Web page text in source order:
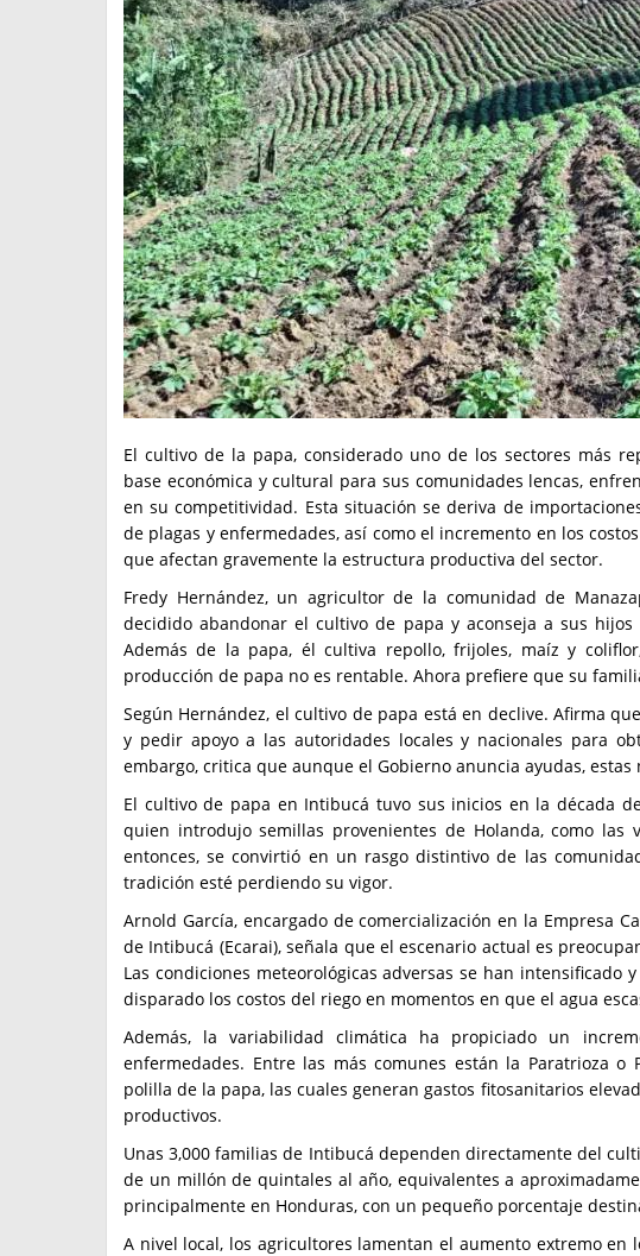
El cultivo de la papa, considerado uno de los sectores más
base económica y cultural para sus comunidades lencas,
en su competitividad. Esta situación se deriva de
de plagas y enfermedades, así como el incremento en los
que afectan gravemente la estructura productiva del sector.
Fredy Hernández, un agricultor de la comunidad de
decidido abandonar el cultivo de papa y aconseja a sus
Además de la papa, él cultiva repollo, frijoles, maíz y
producción de papa no es rentable. Ahora prefiere que su
Según Hernández, el cultivo de papa está en declive. Afirma
y pedir apoyo a las autoridades locales y nacionales para
embargo, critica que aunque el Gobierno anuncia ayudas,
El cultivo de papa en Intibucá tuvo sus inicios en la década
quien introdujo semillas provenientes de Holanda, como las
entonces, se convirtió en un rasgo distintivo de las
tradición esté perdiendo su vigor.
Arnold García, encargado de comercialización en la Empresa
de Intibucá (Ecarai), señala que el escenario actual es
Las condiciones meteorológicas adversas se han
disparado los costos del riego en momentos en que el agua
Además, la variabilidad climática ha propiciado un
enfermedades. Entre las más comunes están la Paratrioza o
polilla de la papa, las cuales generan gastos fitosanitarios
productivos.
Unas 3,000 familias de Intibucá dependen directamente del
de un millón de quintales al año, equivalentes a
principalmente en Honduras, con un pequeño porcentaje
A nivel local, los agricultores lamentan el aumento extremo en